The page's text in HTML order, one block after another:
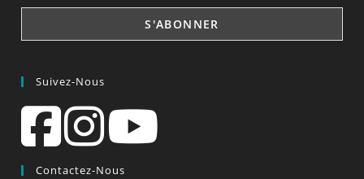
Suivez-Nous
Contactez-Nous